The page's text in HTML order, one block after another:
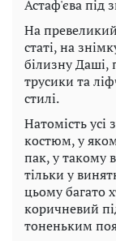
Астаф'єва під
На
статі, на
білизну Даші,
трусики та
стилі.
Натомість усі
костюм, у
пак, у такому
тільки у
цьому багато
коричневий
тоненьким